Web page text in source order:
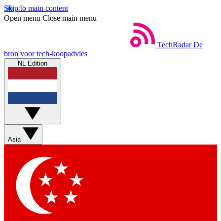
Skip to main content
Open menu Close main menu
TechRadar De
bron voor tech-koopadvies
NL Edition
Asia